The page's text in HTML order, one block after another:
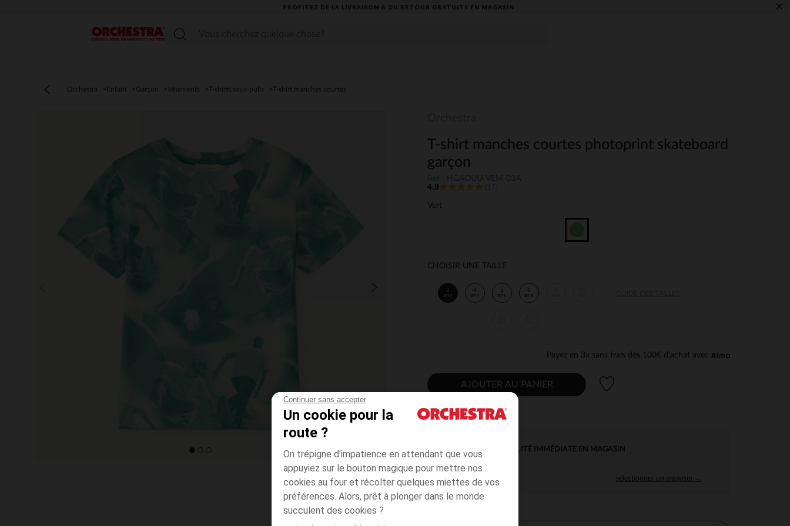
Continuer sans accepter
Un cookie pour la
route ?
On trépigne d'impatience en attendant que vous
appuyiez sur le bouton magique pour mettre nos
cookies au four et récolter quelques miettes de vos
préférences. Alors, prêt à plonger dans le monde
succulent des cookies ?
PROFITEZ DE LA LIVRAISON & DU RETOUR GRATUITS EN MAGASIN​ ×
Menu
Orchestra Enfant Garçon Vêtements T-shirts,sous-pulls T-shirt manches courtes
T-shirt manches courtes photoprint skateboard
garçon
4.9
Vert
CHOISIR UNE TAILLE
3
ans
4
ans
5
ans
6
ans
Payez en 3x sans frais dès 100€ d'achat avec
AJOUTER AU PANIER
DISPONIBILITÉ IMMÉDIATE EN MAGASIN
sélectionner un magasin →